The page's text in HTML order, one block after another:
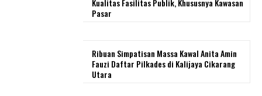
Pasar
Ribuan Simpatisan Massa Kawal Anita Amin
Fauzi Daftar Pilkades di Kalijaya Cikarang
Utara